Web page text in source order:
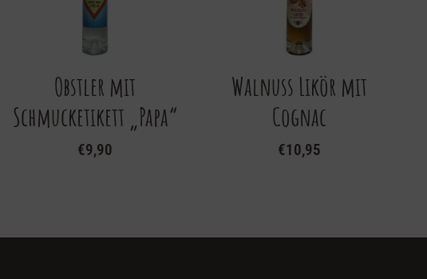
Obstler mit
Schmucketikett „Papa“
€9,90
Walnuss Likör mit
Cognac
€10,95